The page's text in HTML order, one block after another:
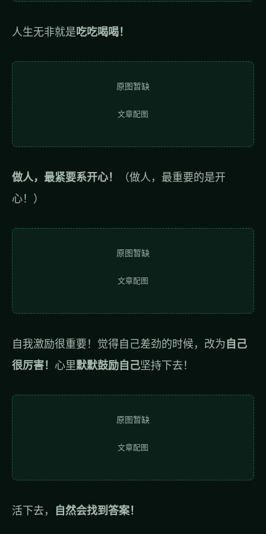
人生无非就是吃吃喝喝！
原图暂缺
文章配图
做人，最紧要系开心！
（做人，最重要的是开
心！）
原图暂缺
文章配图
自我激励很重要！觉得自己差劲的时候，改为自己
很厉害！ 心里默默鼓励自己坚持下去！
原图暂缺
文章配图
活下去， 自然会找到答案！